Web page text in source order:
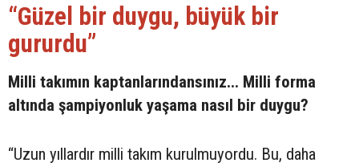
“Güzel bir duygu, büyük bir
gururdu”
Milli takımın kaptanlarındansınız... Milli forma
altında şampiyonluk yaşama nasıl bir duygu?
“Uzun yıllardır milli takım kurulmuyordu. Bu, daha